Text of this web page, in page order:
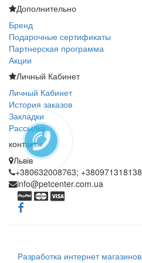
Дополнительно
Бренд
Подарочные сертификаты
Партнерская программа
Акции
Личный Кабинет
Личный Кабинет
История заказов
Закладки
Рассылка
контакты
Львів
+380632008763; +380971318138
info@petcenter.com.ua
Разработка интернет магазинов